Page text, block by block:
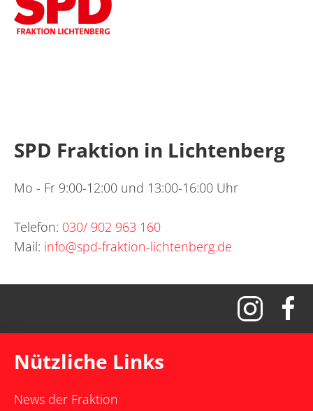
SPD Fraktion in Lichtenberg
Mo - Fr 9:00-12:00 und 13:00-16:00 Uhr
Telefon: 030/ 902 963 160
Mail: info@spd-fraktion-lichtenberg.de
Nützliche Links
News der Fraktion